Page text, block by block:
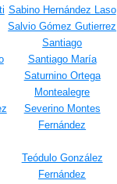
Sabino Hernández Laso
Salvio Gómez Gutierrez
Santiago
Santiago María
Saturnino Ortega
Montealegre
Severino Montes
Fernández
Teódulo González
Fernández